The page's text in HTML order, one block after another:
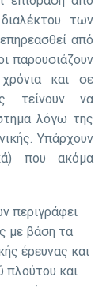
των
από
παρουσιάζουν
και σε
τείνουν να
λόγω της
Υπάρχουν
που ακόμα
περιγράφει
με βάση τα
έρευνας και
πλούτου και